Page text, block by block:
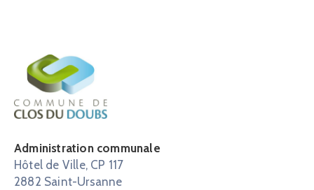
Administration communale
Hôtel de Ville, CP 117
2882 Saint-Ursanne